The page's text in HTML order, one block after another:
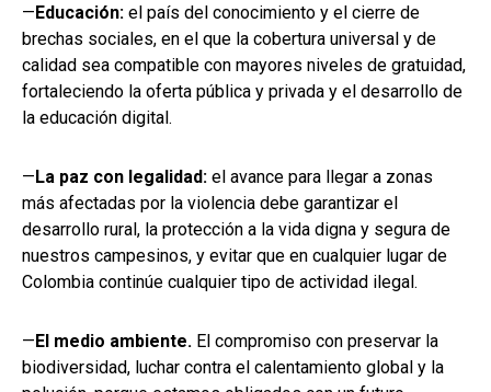
—Educación: el país del conocimiento y el cierre de
brechas sociales, en el que la cobertura universal y de
calidad sea compatible con mayores niveles de gratuidad,
fortaleciendo la oferta pública y privada y el desarrollo de
la educación digital.
—La paz con legalidad: el avance para llegar a zonas
más afectadas por la violencia debe garantizar el
desarrollo rural, la protección a la vida digna y segura de
nuestros campesinos, y evitar que en cualquier lugar de
Colombia continúe cualquier tipo de actividad ilegal.
—El medio ambiente. El compromiso con preservar la
biodiversidad, luchar contra el calentamiento global y la